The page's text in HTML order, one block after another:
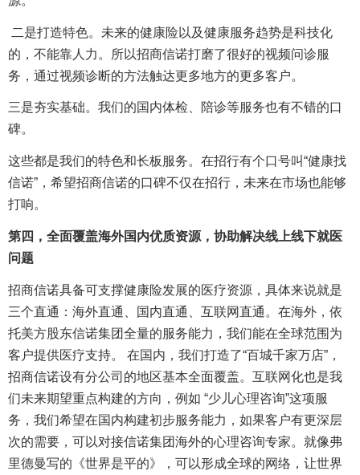
二是打造特色。未来的健康险以及健康服务趋势是科技化
的，不能靠人力。所以招商信诺打磨了很好的视频问诊服
务，通过视频诊断的方法触达更多地方的更多客户。
三是夯实基础。我们的国内体检、陪诊等服务也有不错的口
碑。
这些都是我们的特色和长板服务。在招行有个口号叫“健康找
信诺”，希望招商信诺的口碑不仅在招行，未来在市场也能够
打响。
第四，全面覆盖海外国内优质资源，协助解决线上线下就医
问题
招商信诺具备可支撑健康险发展的医疗资源，具体来说就是
三个直通：海外直通、国内直通、互联网直通。在海外，依
托美方股东信诺集团全量的服务能力，我们能在全球范围为
客户提供医疗支持。 在国内，我们打造了“百城千家万店”，
招商信诺设有分公司的地区基本全面覆盖。互联网化也是我
们未来期望重点构建的方向，例如 “少儿心理咨询”这项服
务，我们希望在国内构建初步服务能力，如果客户有更深层
次的需要，可以对接信诺集团海外的心理咨询专家。就像弗
里德曼写的《世界是平的》，可以形成全球的网络，让世界